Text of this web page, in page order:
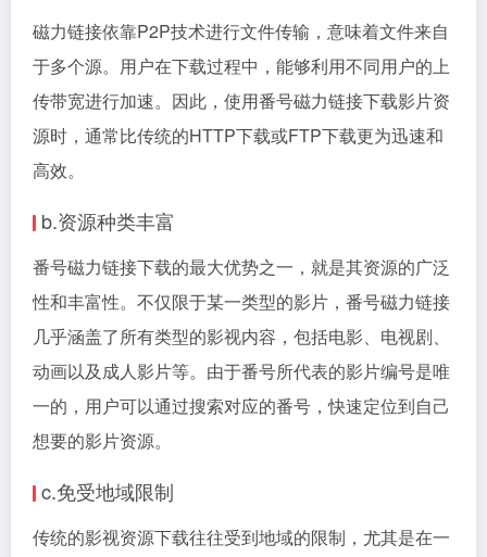
磁力链接依靠P2P技术进行文件传输，意味着文件来自
于多个源。用户在下载过程中，能够利用不同用户的上
传带宽进行加速。因此，使用番号磁力链接下载影片资
源时，通常比传统的HTTP下载或FTP下载更为迅速和
高效。
b.资源种类丰富
番号磁力链接下载的最大优势之一，就是其资源的广泛
性和丰富性。不仅限于某一类型的影片，番号磁力链接
几乎涵盖了所有类型的影视内容，包括电影、电视剧、
动画以及成人影片等。由于番号所代表的影片编号是唯
一的，用户可以通过搜索对应的番号，快速定位到自己
想要的影片资源。
c.免受地域限制
传统的影视资源下载往往受到地域的限制，尤其是在一